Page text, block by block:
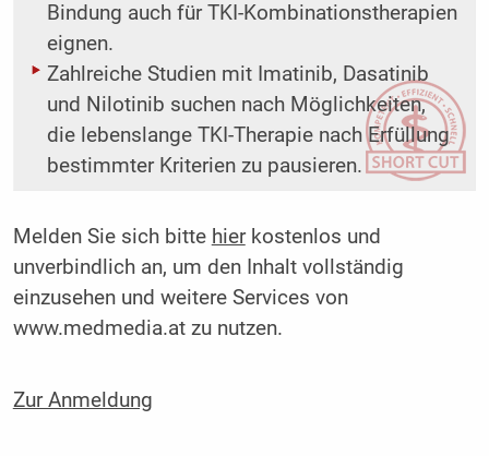
Bindung auch für TKI-Kombinationstherapien
eignen.
Zahlreiche Studien mit Imatinib, Dasatinib
und Nilotinib suchen nach Möglichkeiten,
die lebenslange TKI-Therapie nach Erfüllung
bestimmter Kriterien zu pausieren.
Melden Sie sich bitte hierkostenlos und
unverbindlich an, um den Inhalt vollständig
einzusehen und weitere Services von
www.medmedia.at zu nutzen.
Zur Anmeldung